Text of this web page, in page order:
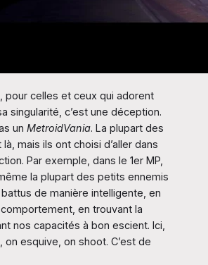
pour celles et ceux qui adorent
singularité, c’est une déception.
un MetroidVania. La plupart des
mais ils ont choisi d’aller dans
Par exemple, dans le 1er MP,
la plupart des petits ennemis
de manière intelligente, en
en trouvant la
nos capacités à bon escient. Ici,
on esquive, on shoot. C’est de